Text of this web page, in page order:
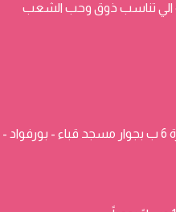
الي تناسب ذوق وحب الشعب
عنوان المحل : مساكن البحيري عمارة 6 ب بجوار مسجد قباء - بورفواد -